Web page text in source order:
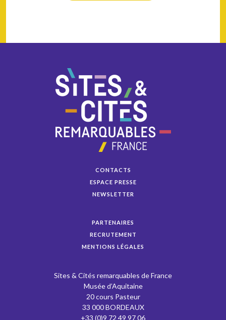
CONTACTS
ESPACE PRESSE
NEWSLETTER
PARTENAIRES
RECRUTEMENT
MENTIONS LÉGALES
Sites & Cités remarquables de France
Musée d’Aquitaine
20 cours Pasteur
33 000 BORDEAUX
+33 (0)9 72 49 97 06